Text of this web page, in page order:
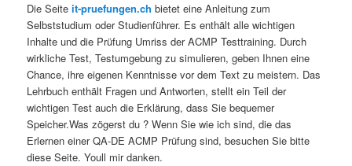
Die Seiteit-pruefungen.ch bietet eine Anleitung zum
Selbststudium oder Studienführer. Es enthält alle wichtigen
Inhalte und die Prüfung Umriss der ACMP Testtraining. Durch
wirkliche Test, Testumgebung zu simulieren, geben Ihnen eine
Chance, ihre eigenen Kenntnisse vor dem Text zu meistern. Das
Lehrbuch enthält Fragen und Antworten, stellt ein Teil der
wichtigen Test auch die Erklärung, dass Sie bequemer
Speicher.Was zögerst du ? Wenn Sie wie ich sind, die das
Erlernen einer QA-DE ACMP Prüfung sind, besuchen Sie bitte
diese Seite. Youll mir danken.